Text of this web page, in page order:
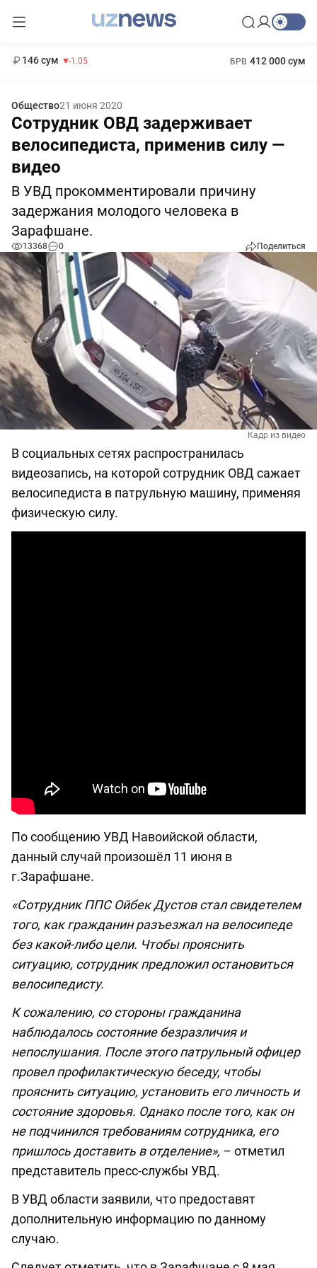
11 887 сум -55.49 МРОТ 1 271 000 сум
Общество21 июня 2020
Сотрудник ОВД задерживает
велосипедиста, применив силу —
видео
В УВД прокомментировали причину
задержания молодого человека в
Зарафшане.
13368 0 Поделиться
Кадр из видео
В социальных сетях распространилась
видеозапись, на которой сотрудник ОВД сажает
велосипедиста в патрульную машину, применяя
физическую силу.
По сообщению УВД Навоийской области,
данный случай произошёл 11 июня в
г.Зарафшане.
«Сотрудник ППС Ойбек Дустов стал свидетелем
того, как гражданин разъезжал на велосипеде
без какой-либо цели. Чтобы прояснить
ситуацию, сотрудник предложил остановиться
велосипедисту.
К сожалению, со стороны гражданина
наблюдалось состояние безразличия и
непослушания. После этого патрульный офицер
провел профилактическую беседу, чтобы
прояснить ситуацию, установить его личность и
состояние здоровья. Однако после того, как он
не подчинился требованиям сотрудника, его
пришлось доставить в отделение», – отметил
представитель пресс-службы УВД.
В УВД области заявили, что предоставят
дополнительную информацию по данному
случаю.